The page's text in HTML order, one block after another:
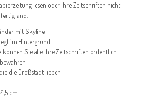
lesen oder ihre Zeitschriften nicht
sind.
mit Skyline
im Hintergrund
können Sie alle Ihre Zeitschriften ordentlich
die Großstadt lieben
cm